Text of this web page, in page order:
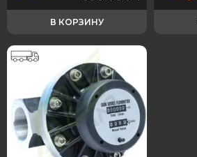
В КОРЗИНУ